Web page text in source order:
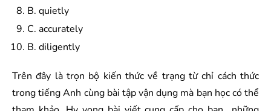
B. quietly
C. accurately
B. diligently
Trên đây là trọn bộ kiến thức về trạng từ chỉ cách thức
trong tiếng Anh cùng bài tập vận dụng mà bạn học có thể